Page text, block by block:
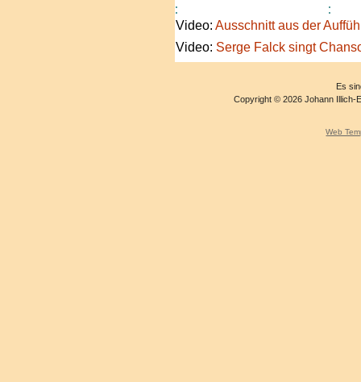
Video: Ausschnitt aus der
Video: Serge Falck singt
Es
Copyright © 2026 Johann Illich-
Web